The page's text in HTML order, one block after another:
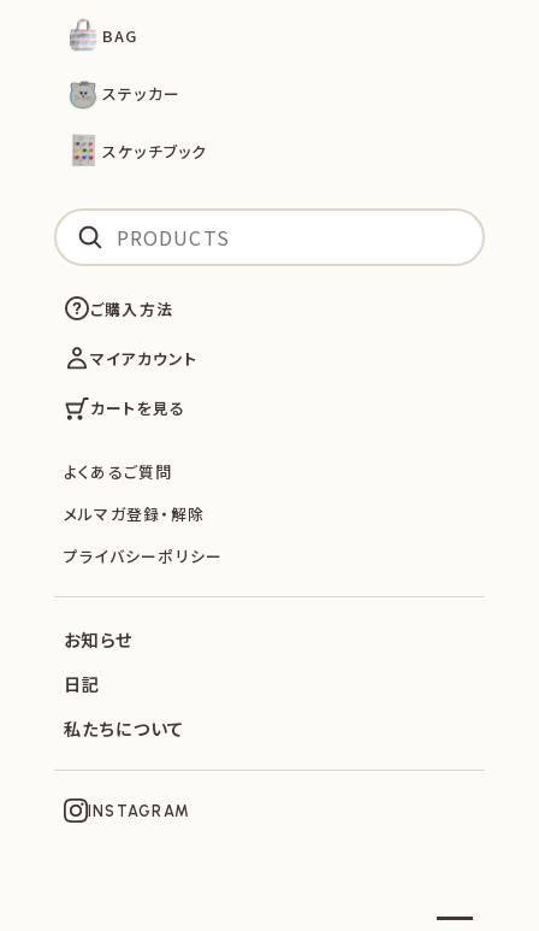
BAG
ステッカー
スケッチブック
ご購入方法
マイアカウント
カートを見る
よくあるご質問
メルマガ登録・解除
プライバシーポリシー
お知らせ
日記
私たちについて
INSTAGRAM